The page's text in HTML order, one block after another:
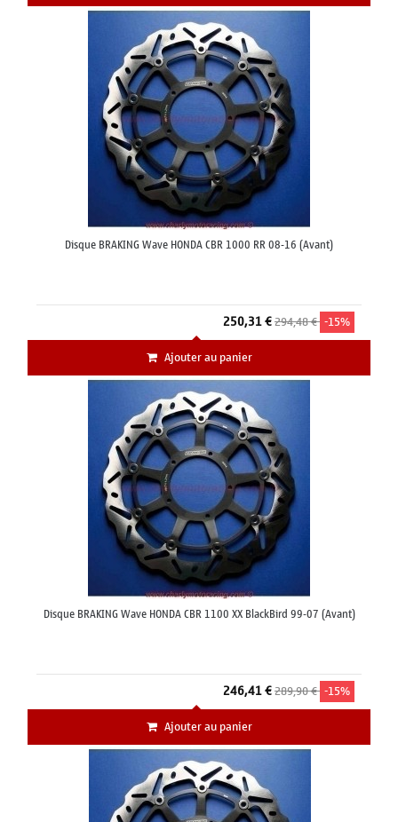
Disque BRAKING Wave HONDA CBR 1000 RR 08-16 (Avant)
250,31 €294,48 € -15%
Ajouter au panier
Disque BRAKING Wave HONDA CBR 1100 XX BlackBird 99-07 (Avant)
246,41 €289,90 € -15%
Ajouter au panier